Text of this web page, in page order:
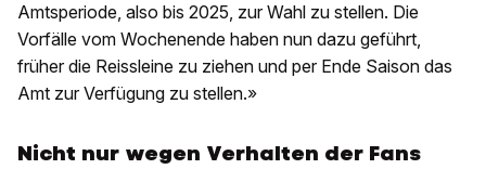
Amtsperiode, also bis 2025, zur Wahl zu stellen. Die
Vorfälle vom Wochenende haben nun dazu geführt,
früher die Reissleine zu ziehen und per Ende Saison das
Amt zur Verfügung zu stellen.»
Nicht nur wegen Verhalten der Fans